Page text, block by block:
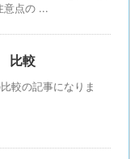
意点の ...
比較
較の記事になりま